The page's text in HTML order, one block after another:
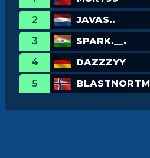
2
JAVAS..
3
SPARK.__.
4
DAZZZYY
5
BLASTNORTM